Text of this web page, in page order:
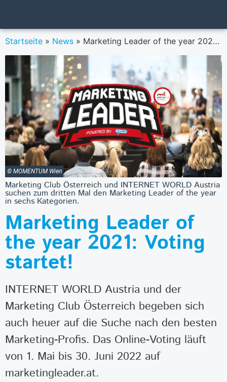
Startseite » News » Marketing Leader of the year 2021: Voting startet!
© MOMENTUM Wien
Marketing Club Österreich und INTERNET WORLD Austria
suchen zum dritten Mal den Marketing Leader of the year
in sechs Kategorien.
Marketing Leader of
the year 2021: Voting
startet!
INTERNET WORLD Austria und der
Marketing Club Österreich begeben sich
auch heuer auf die Suche nach den besten
Marketing-Profis. Das Online-Voting läuft
von 1. Mai bis 30. Juni 2022 auf
marketingleader.at.